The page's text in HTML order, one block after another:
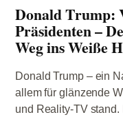
Donald Trump:
Präsidenten –
Weg ins Weiße
Donald Trump – ein
allem für glänzende
und Reality-TV